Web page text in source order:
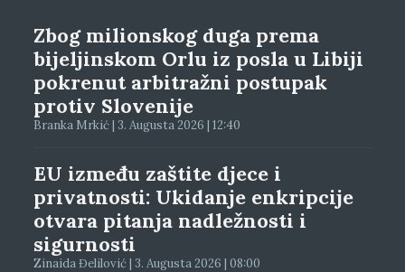
Zbog milionskog duga prema
bijeljinskom Orlu iz posla u Libiji
pokrenut arbitražni postupak
protiv Slovenije
Branka Mrkić | 3. Augusta 2026 | 12:40
EU između zaštite djece i
privatnosti: Ukidanje enkripcije
otvara pitanja nadležnosti i
sigurnosti
Zinaida Đelilović | 3. Augusta 2026 | 08:00